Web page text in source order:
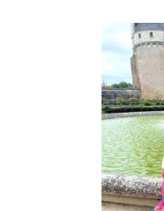
principală